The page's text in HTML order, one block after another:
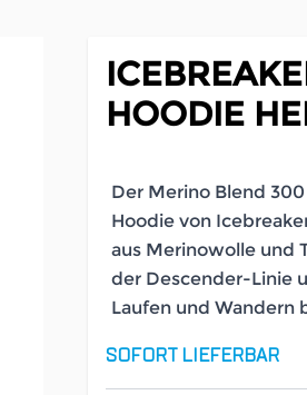
HOODIE
Der Merino Blend
Hoodie von
aus Merinowolle und
der Descender-Linie
Laufen und
SOFORT LIEFERBAR